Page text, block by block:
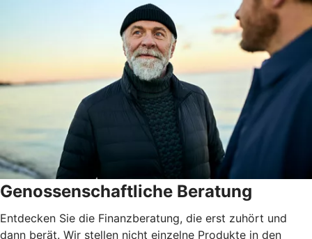
Genossenschaftliche Beratung
Entdecken Sie die Finanzberatung, die erst zuhört und
dann berät. Wir stellen nicht einzelne Produkte in den